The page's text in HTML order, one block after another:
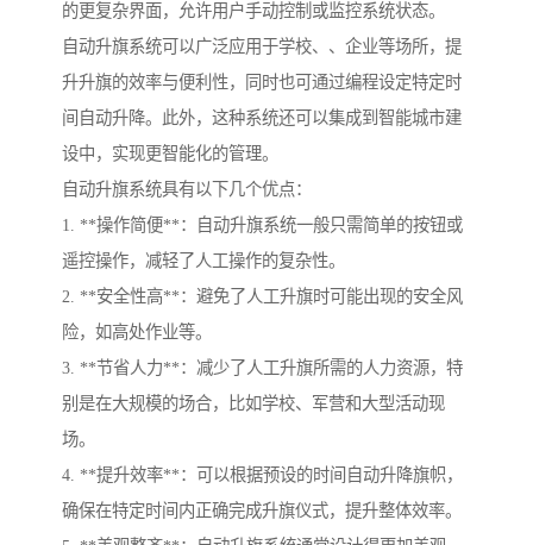
的更复杂界面，允许用户手动控制或监控系统状态。
自动升旗系统可以广泛应用于学校、、企业等场所，提
升升旗的效率与便利性，同时也可通过编程设定特定时
间自动升降。此外，这种系统还可以集成到智能城市建
设中，实现更智能化的管理。
自动升旗系统具有以下几个优点：
1. **操作简便**：自动升旗系统一般只需简单的按钮或
遥控操作，减轻了人工操作的复杂性。
2. **安全性高**：避免了人工升旗时可能出现的安全风
险，如高处作业等。
3. **节省人力**：减少了人工升旗所需的人力资源，特
别是在大规模的场合，比如学校、军营和大型活动现
场。
4. **提升效率**：可以根据预设的时间自动升降旗帜，
确保在特定时间内正确完成升旗仪式，提升整体效率。